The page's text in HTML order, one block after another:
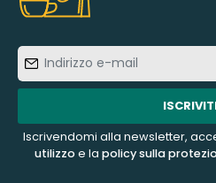
e-
Iscrivendomi alla newsletter,
utilizzoe la policy sulla